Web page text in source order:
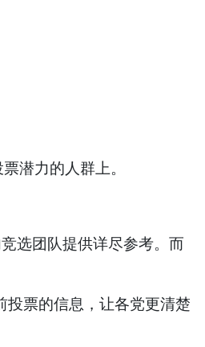
潜力的人群上。
选团队提供详尽参考。而
票的信息，让各党更清楚